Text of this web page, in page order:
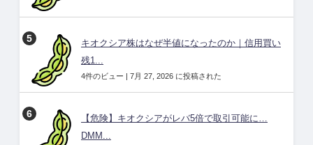
キオクシア株はなぜ半値になったのか｜信用買い
残1...
4件のビュー | 7月 27, 2026 に投稿された
【危険】キオクシアがレバ5倍で取引可能に…
DMM...